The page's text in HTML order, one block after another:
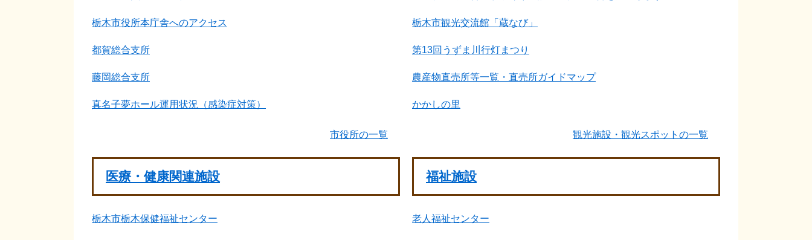
栃木市役所本庁舎へのアクセス
都賀総合支所
藤岡総合支所
真名子夢ホール運用状況（感染症対策）
市役所の一覧
栃木市観光交流館「蔵なび」
第13回うずま川行灯まつり
農産物直売所等一覧・直売所ガイドマップ
かかしの里
観光施設・観光スポットの一覧
医療・健康関連施設
栃木市栃木保健福祉センター
福祉施設
老人福祉センター